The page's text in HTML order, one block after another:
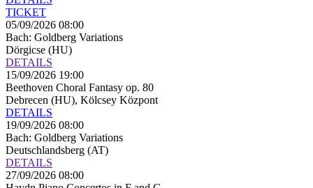
TICKET
05/09/2026 08:00
Bach: Goldberg Variations
Dörgicse (HU)
DETAILS
15/09/2026 19:00
Beethoven Choral Fantasy op. 80
Debrecen (HU), Kölcsey Központ
DETAILS
19/09/2026 08:00
Bach: Goldberg Variations
Deutschlandsberg (AT)
DETAILS
27/09/2026 08:00